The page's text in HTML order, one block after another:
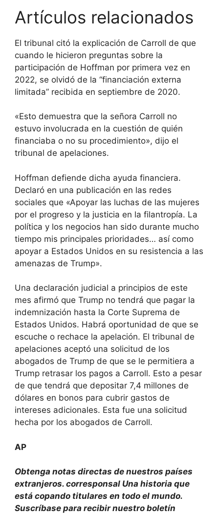
Artículos relacionados
El tribunal citó la explicación de Carroll de que
cuando le hicieron preguntas sobre la
participación de Hoffman por primera vez en
2022, se olvidó de la “financiación externa
limitada” recibida en septiembre de 2020.
«Esto demuestra que la señora Carroll no
estuvo involucrada en la cuestión de quién
financiaba o no su procedimiento», dijo el
tribunal de apelaciones.
Hoffman defiende dicha ayuda financiera.
Declaró en una publicación en las redes
sociales que «Apoyar las luchas de las mujeres
por el progreso y la justicia en la filantropía. La
política y los negocios han sido durante mucho
tiempo mis principales prioridades… así como
apoyar a Estados Unidos en su resistencia a las
amenazas de Trump».
Una declaración judicial a principios de este
mes afirmó que Trump no tendrá que pagar la
indemnización hasta la Corte Suprema de
Estados Unidos. Habrá oportunidad de que se
escuche o rechace la apelación. El tribunal de
apelaciones aceptó una solicitud de los
abogados de Trump de que se le permitiera a
Trump retrasar los pagos a Carroll. Esto a pesar
de que tendrá que depositar 7,4 millones de
dólares en bonos para cubrir gastos de
intereses adicionales. Esta fue una solicitud
hecha por los abogados de Carroll.
AP
Obtenga notas directas de nuestros países
extranjeros. corresponsal Una historia que
está copando titulares en todo el mundo.
Suscríbase para recibir nuestro boletín